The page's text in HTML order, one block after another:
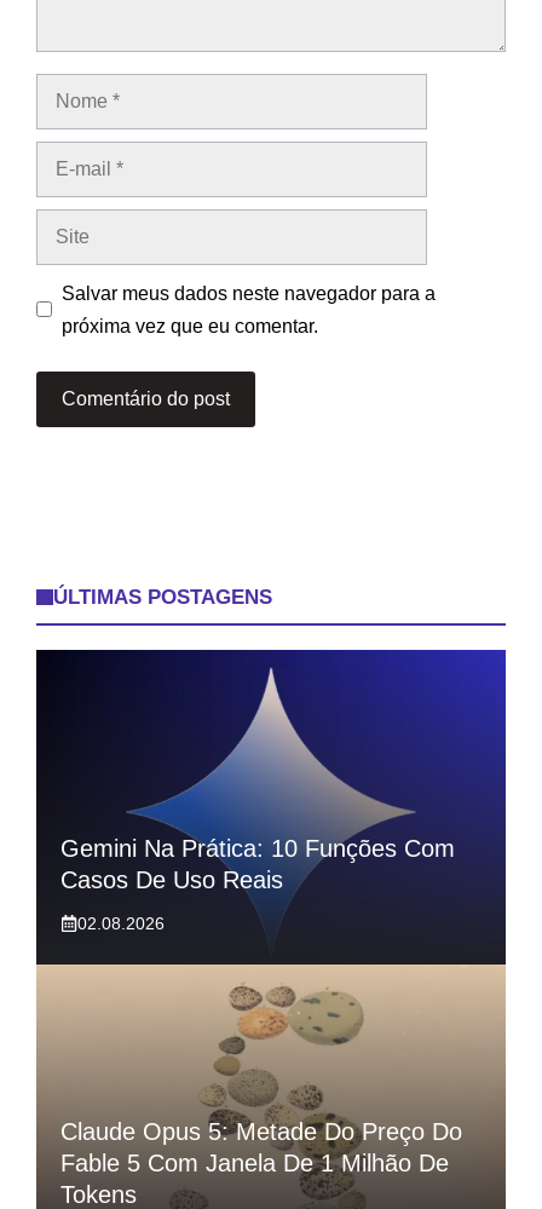
Nome
Site
Salvar meus dados neste navegador para a
próxima vez que eu comentar.
ÚLTIMAS POSTAGENS
Gemini Na Prática: 10 Funções Com
Casos De Uso Reais
02.08.2026
Claude Opus 5: Metade Do Preço Do
Fable 5 Com Janela De 1 Milhão De
Tokens